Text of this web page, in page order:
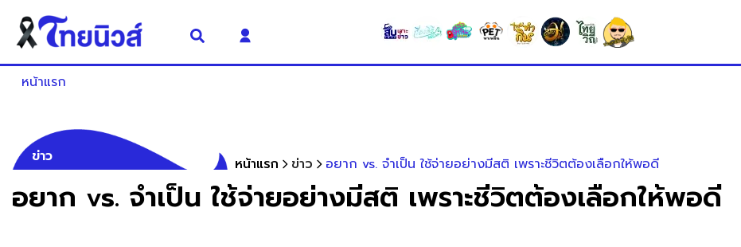
หน้าแรก
ข่าว หน้าแรก ข่าว อยาก vs. จำเป็น ใช้จ่ายอย่างมีสติ เพราะชีวิตต้องเลือกให้พอดี
อยาก vs. จำเป็น ใช้จ่ายอย่างมีสติ เพราะชีวิตต้องเลือกให้พอดี